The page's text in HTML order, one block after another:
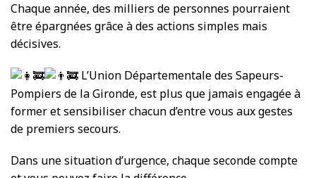
Chaque année, des milliers de personnes pourraient
être épargnées grâce à des actions simples mais
décisives.
L’Union Départementale des Sapeurs-
Pompiers de la Gironde, est plus que jamais engagée à
former et sensibiliser chacun d’entre vous aux gestes
de premiers secours.
Dans une situation d’urgence, chaque seconde compte